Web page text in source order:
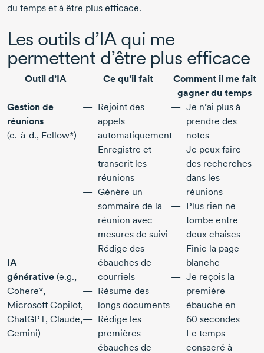
du temps et à être plus efficace.
Les outils d’IA qui me
permettent d’être plus efficace
Outil d’IA Ce qu’il fait
Comment il me fait
gagner du temps
Gestion de
réunions
(c.-à-d., Fellow*)
Rejoint des
appels
automatiquement
Enregistre et
transcrit les
réunions
Génère un
sommaire de la
réunion avec
mesures de suivi
Je n’ai plus à
prendre des
notes
Je peux faire
des recherches
dans les
réunions
Plus rien ne
tombe entre
deux chaises
IA
générative (e.g.,
Cohere*,
Microsoft Copilot,
ChatGPT, Claude,
Gemini)
Rédige des
ébauches de
courriels
Résume des
longs documents
Rédige les
premières
ébauches de
Finie la page
blanche
Je reçois la
première
ébauche en
60 secondes
Le temps
consacré à